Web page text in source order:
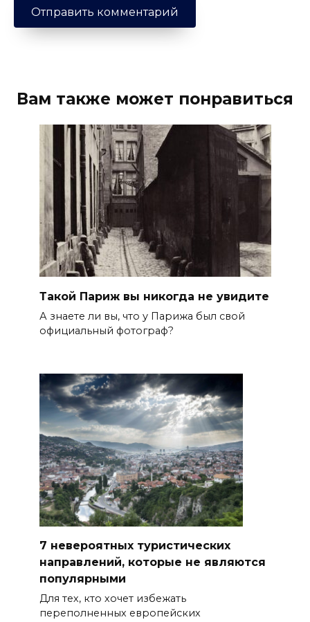
Вам также может понравиться
Такой Париж вы никогда не увидите
А знаете ли вы, что у Парижа был свой
официальный фотограф?
7 невероятных туристических
направлений, которые не являются
популярными
Для тех, кто хочет избежать
переполненных европейских